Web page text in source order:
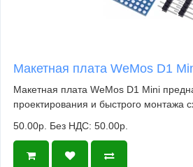
Макетная плата WeMos D1
Макетная плата WeMos D1 Mini
проектирования и быстрого монтажа
50.00р. Без НДС: 50.00р.